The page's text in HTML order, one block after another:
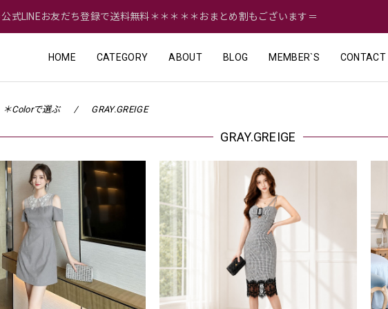
式LINEお友だち登録で送料無料＊＊＊＊＊おまとめ割もございます＝
HOME CATEGORY ABOUT BLOG MEMBER`S CONTACT
＊Colorで選ぶ GRAY.GREIGE
GRAY.GREIGE